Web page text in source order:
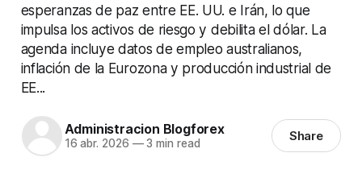
esperanzas de paz entre EE. UU. e Irán, lo que
impulsa los activos de riesgo y debilita el dólar. La
agenda incluye datos de empleo australianos,
inflación de la Eurozona y producción industrial de
EE...
Administracion Blogforex
16 abr. 2026 —3 min read Share